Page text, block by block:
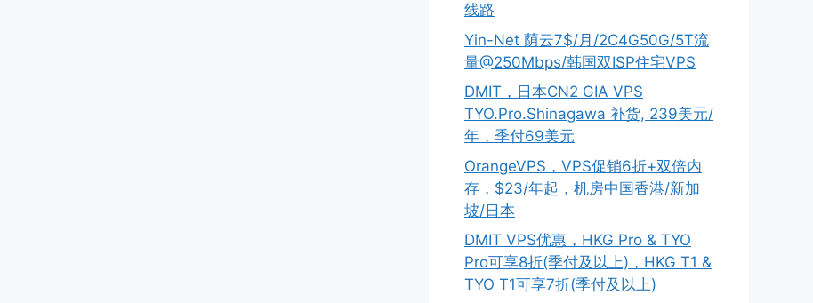
线路
Yin-Net 荫云7$/月/2C4G50G/5T流
量@250Mbps/韩国双ISP住宅VPS
DMIT，日本CN2 GIA VPS
TYO.Pro.Shinagawa 补货, 239美元/
年，季付69美元
OrangeVPS，VPS促销6折+双倍内
存，$23/年起，机房中国香港/新加
坡/日本
DMIT VPS优惠，HKG Pro & TYO
Pro可享8折(季付及以上)，HKG T1 &
TYO T1可享7折(季付及以上)